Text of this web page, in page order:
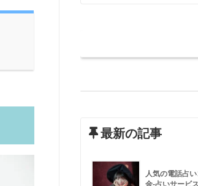
最新の記事
人気の電話占
金-占いサービ